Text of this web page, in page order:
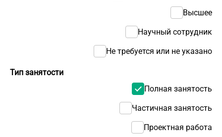
Тип занятости
Полная занятость
Частичная занятость
Проектная работа
Высшее
Научный сотрудник
Не требуется или не указано